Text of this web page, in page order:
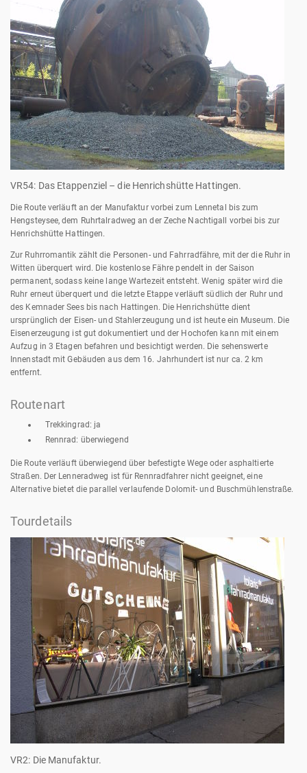
VR54: Das Etappenziel – die Henrichshütte Hattingen.
Die Route verläuft an der Manufaktur vorbei zum Lennetal bis zum
Hengsteysee, dem Ruhrtalradweg an der Zeche Nachtigall vorbei bis zur
Henrichshütte Hattingen.
Zur Ruhrromantik zählt die Personen- und Fahrradfähre, mit der die Ruhr in
Witten überquert wird. Die kostenlose Fähre pendelt in der Saison
permanent, sodass keine lange Wartezeit entsteht. Wenig später wird die
Ruhr erneut überquert und die letzte Etappe verläuft südlich der Ruhr und
des Kemnader Sees bis nach Hattingen. Die Henrichshütte dient
ursprünglich der Eisen- und Stahlerzeugung und ist heute ein Museum. Die
Eisenerzeugung ist gut dokumentiert und der Hochofen kann mit einem
Aufzug in 3 Etagen befahren und besichtigt werden. Die sehenswerte
Innenstadt mit Gebäuden aus dem 16. Jahrhundert ist nur ca. 2 km
entfernt.
Routenart
Trekkingrad: ja
Rennrad: überwiegend
Die Route verläuft überwiegend über befestigte Wege oder asphaltierte
Straßen. Der Lenneradweg ist für Rennradfahrer nicht geeignet, eine
Alternative bietet die parallel verlaufende Dolomit- und Buschmühlenstraße.
Tourdetails
VR2: Die Manufaktur.